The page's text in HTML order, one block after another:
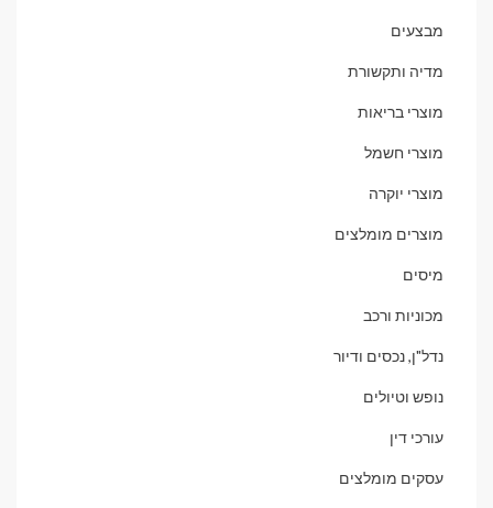
מבצעים
מדיה ותקשורת
מוצרי בריאות
מוצרי חשמל
מוצרי יוקרה
מוצרים מומלצים
מיסים
מכוניות ורכב
נדל"ן, נכסים ודיור
נופש וטיולים
עורכי דין
עסקים מומלצים